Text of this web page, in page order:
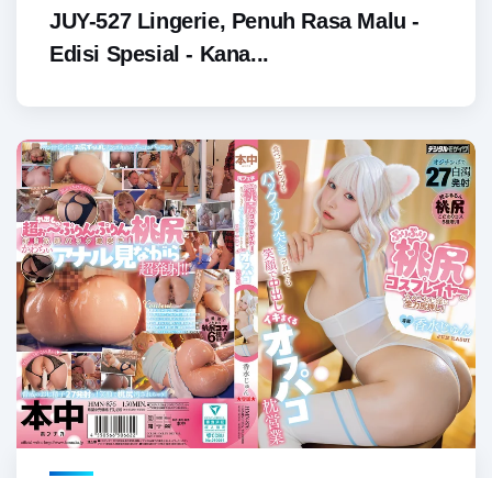
JUY-527 Lingerie, Penuh Rasa Malu -
Edisi Spesial - Kana...